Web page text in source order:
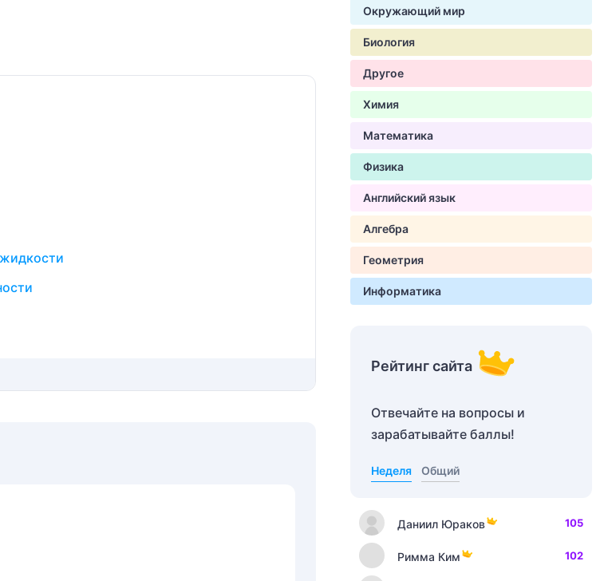
Окружающий мир
Биология
Другое
Химия
Математика
Физика
Английский язык
Алгебра
Геометрия
Информатика
Рейтинг сайта
Отвечайте на вопросы и
зарабатывайте баллы!
Неделя Общий
Даниил Юраков 105
Римма Ким 102